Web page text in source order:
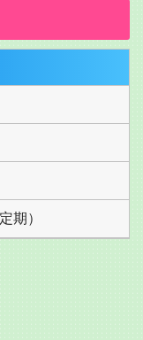
期）